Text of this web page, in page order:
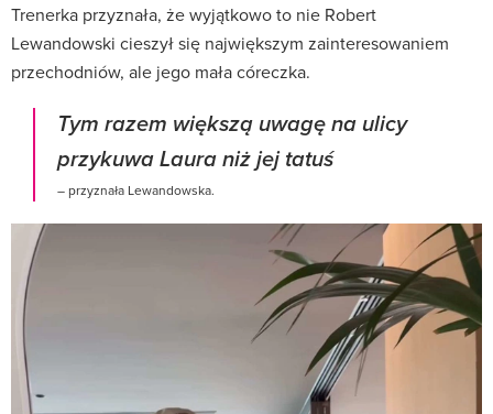
Trenerka przyznała, że wyjątkowo to nie Robert
Lewandowski cieszył się największym zainteresowaniem
przechodniów, ale jego mała córeczka.
Tym razem większą uwagę na ulicy
przykuwa Laura niż jej tatuś
– przyznała Lewandowska.